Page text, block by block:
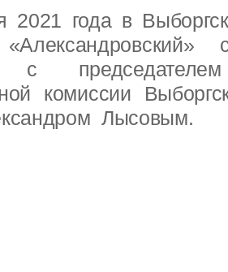
2021 года в
с председателем
комиссии
Лысовым.